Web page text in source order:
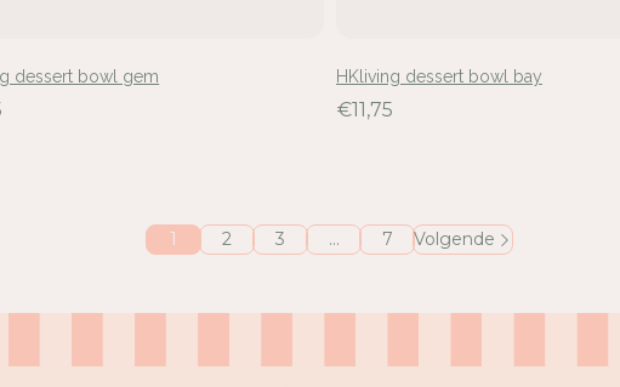
dessert bowl gem HKliving dessert bowl bay
€11,75
1 2 3 … 7 Volgende